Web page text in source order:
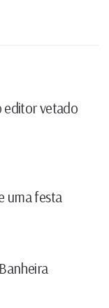
editor vetado
uma festa